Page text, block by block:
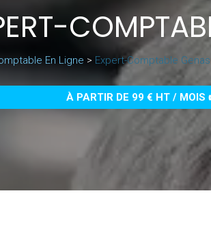
En Ligne > Expert-Comptable Genas
À PARTIR DE 99 € HT / MOIS